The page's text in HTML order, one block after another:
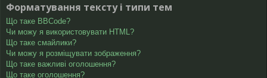
Форматування тексту і типи тем
Що таке BBCode?
Чи можу я використовувати HTML?
Що таке смайлики?
Чи можу я розміщувати зображення?
Що таке важливі оголошення?
Що таке оголошення?